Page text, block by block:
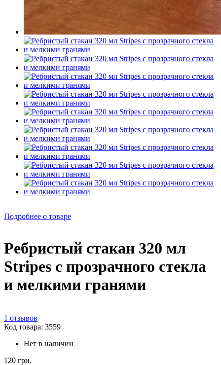
Подробнее о товаре
Ребристый стакан 320 мл
Stripes с прозрачного стекла
и мелкими гранями
1 отзывов
Код товара: 3559
Нет в наличии
120 грн.